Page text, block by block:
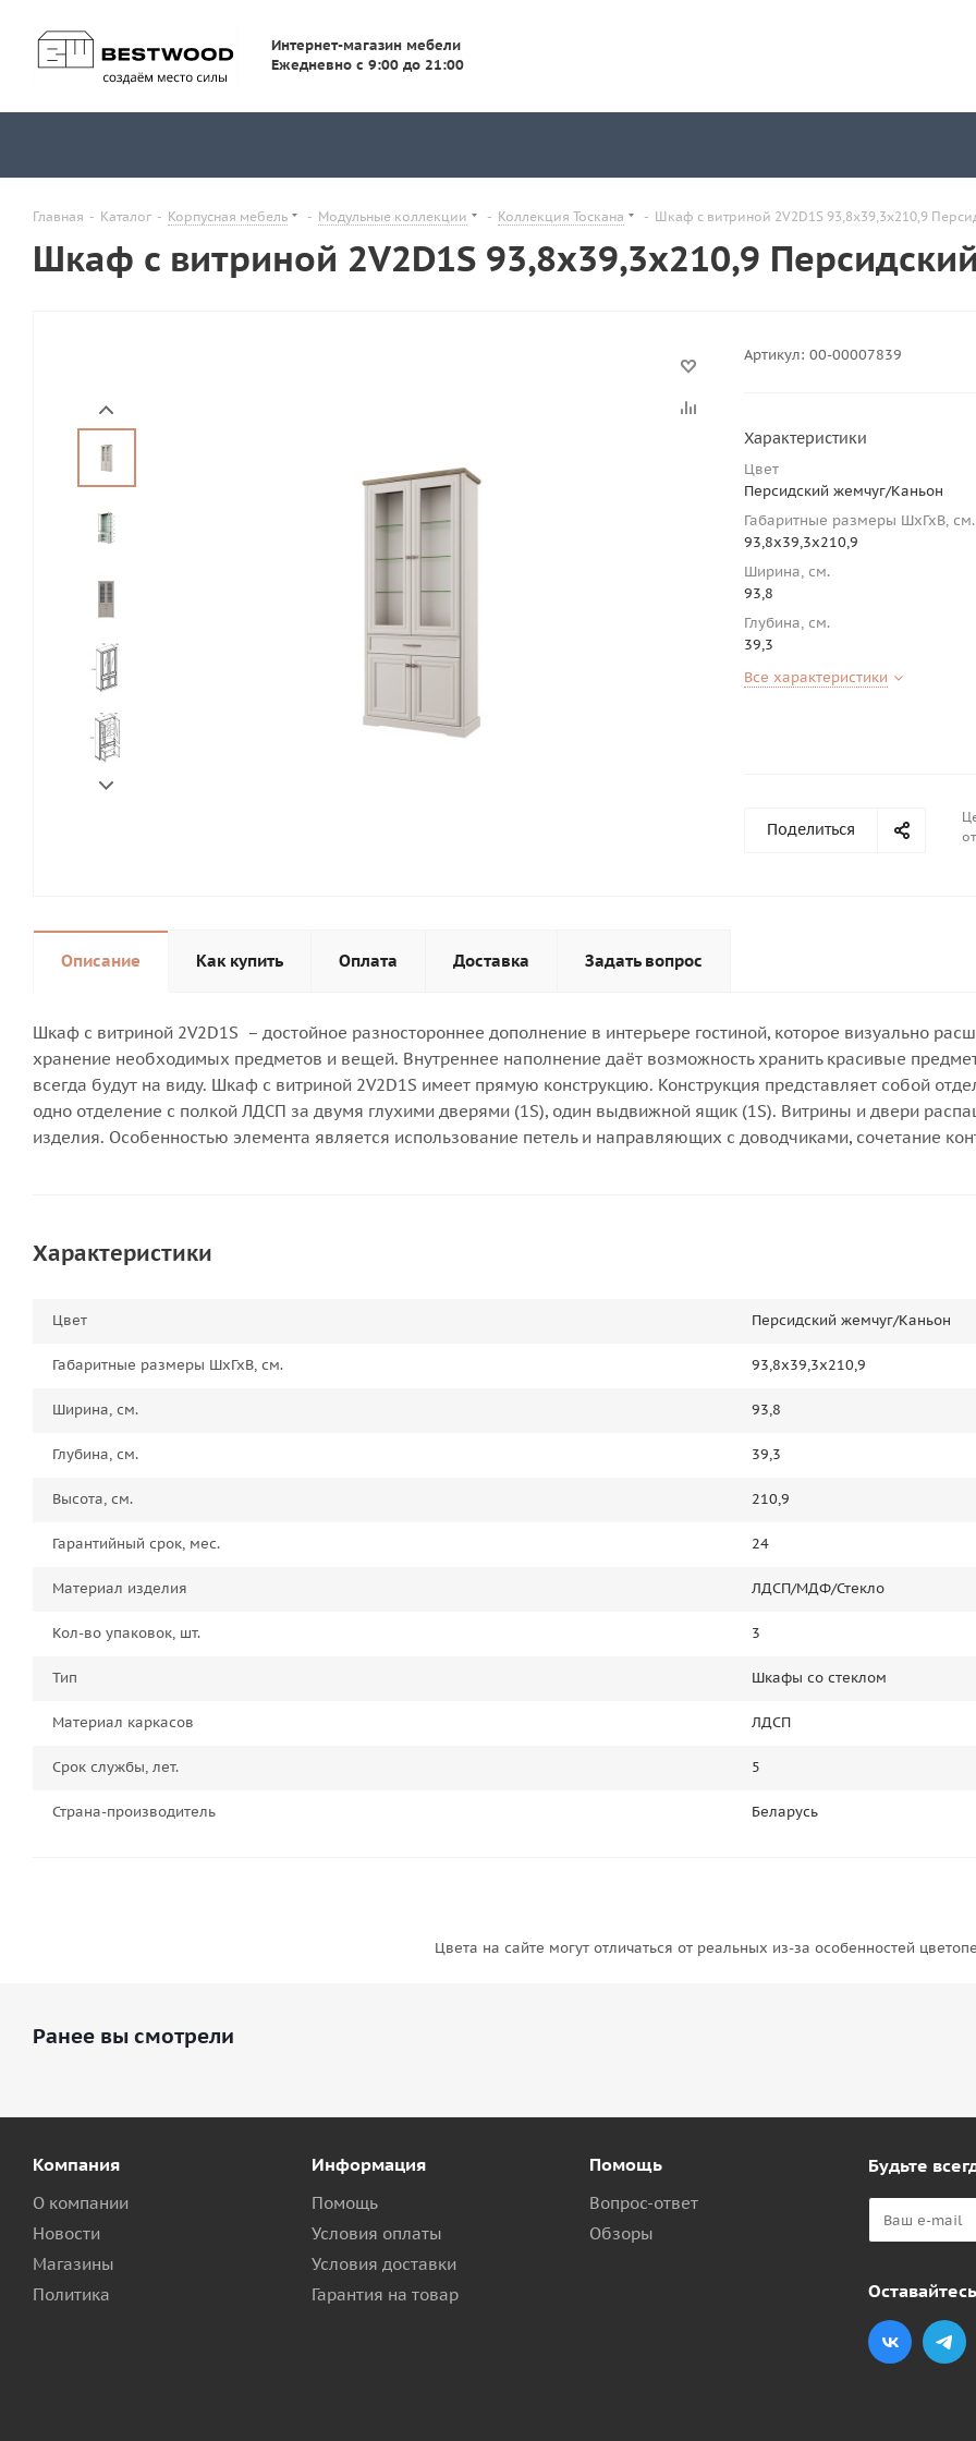
Интернет-магазин мебели
Ежедневно с 9:00 до 21:00
Главная - Каталог - Корпусная мебель - Модульные коллекции - Коллекция Тоскана - Шкаф с витриной 2V2D1S 93,8х39,3х210,9
Шкаф с витриной 2V2D1S 93,8х39,3х210,9
Артикул: 00-00007839
Характеристики
Цвет
Персидский жемчуг/Каньон
Габаритные размеры ШхГхВ, см.
93,8х39,3х210,9
Ширина, см.
93,8
Глубина, см.
39,3
Все характеристики
Поделиться
Описание Как купить Оплата Доставка Задать вопрос
Шкаф с витриной 2V2D1S – достойное разностороннее дополнение в интерьере гостиной, которое визуально
хранение необходимых предметов и вещей. Внутреннее наполнение даёт возможность хранить красивые
всегда будут на виду. Шкаф с витриной 2V2D1S имеет прямую конструкцию. Конструкция представляет собой
одно отделение с полкой ЛДСП за двумя глухими дверями (1S), один выдвижной ящик (1S). Витрины и двери
изделия. Особенностью элемента является использование петель и направляющих с доводчиками, сочетание
Характеристики
Цвет Персидский жемчуг/Каньон
Габаритные размеры ШхГхВ, см. 93,8х39,3х210,9
Ширина, см. 93,8
Глубина, см. 39,3
Высота, см. 210,9
Гарантийный срок, мес. 24
Материал изделия ЛДСП/МДФ/Стекло
Кол-во упаковок, шт. 3
Тип Шкафы со стеклом
Материал каркасов ЛДСП
Срок службы, лет. 5
Страна-производитель Беларусь
Цвета на сайте могут отличаться от реальных из-за особенностей
Ранее вы смотрели
Компания
О компании
Новости
Магазины
Политика
Информация
Помощь
Условия оплаты
Условия доставки
Гарантия на товар
Помощь
Вопрос-ответ
Обзоры
Будьте